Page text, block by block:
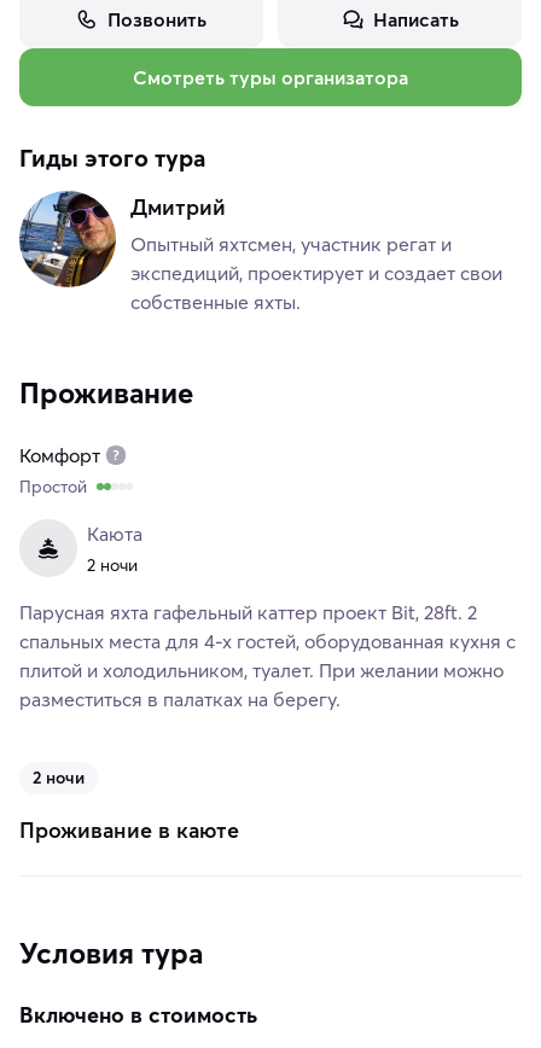
Позвонить Написать
Смотреть туры организатора
Гиды этого тура
Дмитрий
Опытный яхтсмен, участник регат и
экспедиций, проектирует и создает свои
собственные яхты.
Проживание
Комфорт
Простой
Каюта
2 ночи
Парусная яхта гафельный каттер проект Bit, 28ft. 2
спальных места для 4-х гостей, оборудованная кухня с
плитой и холодильником, туалет. При желании можно
разместиться в палатках на берегу.
2 ночи
Проживание в каюте
Условия тура
Включено в стоимость